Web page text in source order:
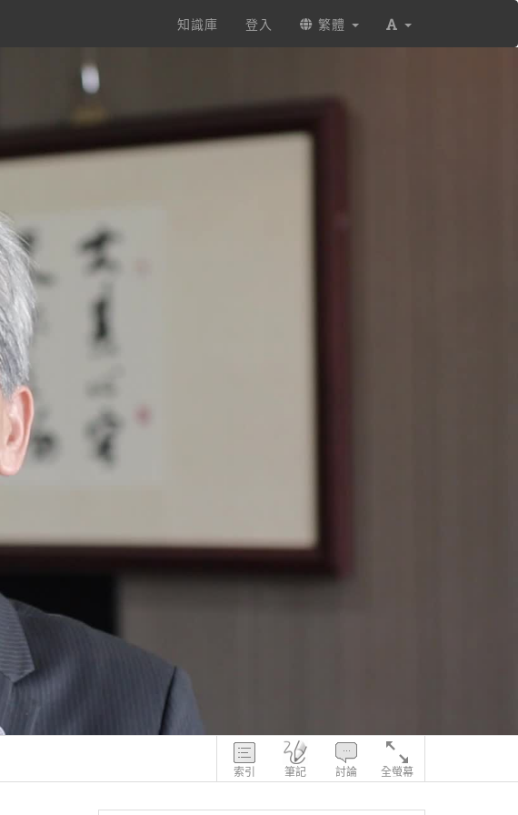
知識庫 登入 繁體
索引 筆記 討論 全螢幕